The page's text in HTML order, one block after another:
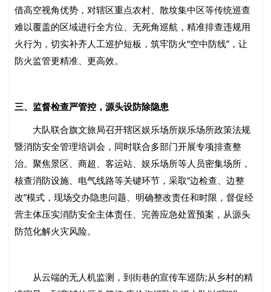
借高空视角优势，对辖区重点农村、散坟集中区等传统巡查
难以覆盖的区域进行全方位、无死角巡航，精准排查违规用
火行为，切实补齐人工巡护短板，筑牢防火“空中防线”，让
防火监管更精准、更高效。
三、监督检查严管控，源头设防除隐患
大队联合旗文旅局召开辖区娱乐场所娱乐场所政策法规
暨消防安全管理培训会，同时联合多部门开展专项排查整
治。聚焦景区、商超、客运站、娱乐场所等人员密集场所，
核查消防设施、电气线路等关键环节，采取“边检查、边整
改”模式，现场交办隐患问题、明确整改责任和时限，督促经
营主体压实消防安全主体责任、完善应急处置预案，从源头
防范化解火灾风险。
从云端的无人机监测，到街巷的宣传车巡防;从乡村的精